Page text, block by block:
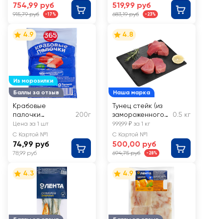
754,99 руб
915,79 руб -17%
519,99 руб
683,19 руб -23%
Из морозилки
Баллы за отзыв
4.9
Крабовые
палочки
замороженные
365 ДНЕЙ
200г
Цена за 1 шт
С Картой №1
74,99 руб
78,99 руб
Наша марка
4.8
Тунец стейк (из
замороженного
сырья) ЛЕНТА
FRESH, весовой
0.5 кг
999,99 ₽ за 1 кг
С Картой №1
500,00 руб
694,75 руб -28%
4.3 4.9